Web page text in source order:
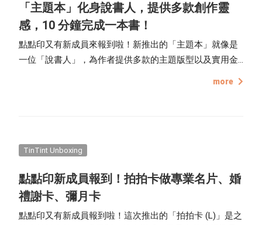
「主題本」化身說書人，提供多款創作靈
感，10 分鐘完成一本書！
點點印又有新成員來報到啦！新推出的「主題本」就像是
一位「說書人」，為作者提供多款的主題版型以及實用金
more
TinTint Unboxing
點點印新成員報到！拍拍卡做專業名片、婚
禮謝卡、彌月卡
點點印又有新成員報到啦！這次推出的「拍拍卡 (L)」是之